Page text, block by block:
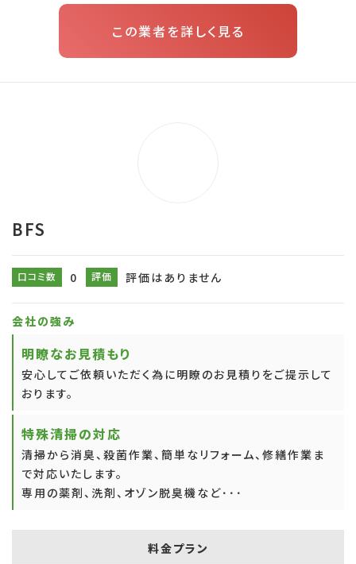
この業者を詳しく見る
BFS
口コミ数 0 評価 評価はありません
会社の強み
明瞭なお見積もり
安心してご依頼いただく為に明瞭のお見積りをご提示して
おります。
特殊清掃の対応
清掃から消臭、殺菌作業、簡単なリフォーム、修繕作業ま
で対応いたします。
専用の薬剤、洗剤、オゾン脱臭機など･･･
料金プラン